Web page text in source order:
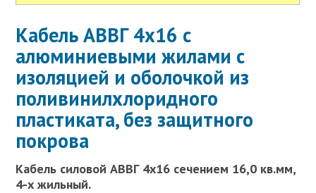
Кабель АВВГ 4х16 с
алюминиевыми жилами с
изоляцией и оболочкой из
поливинилхлоридного
пластиката, без защитного
покрова
Кабель силовой АВВГ 4х16 сечением 16,0 кв.мм,
4-х жильный.